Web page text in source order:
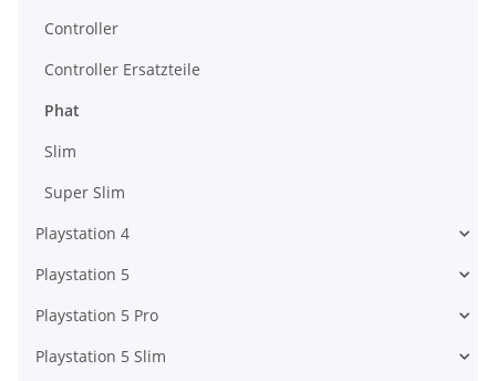
Controller
Controller Ersatzteile
Phat
Slim
Super Slim
Playstation 4
Playstation 5
Playstation 5 Pro
Playstation 5 Slim